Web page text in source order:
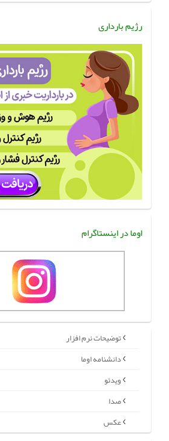
رژیم بارداری
اوما در اینستاگرام
توضیحات نرم افزار
دانشنامه اوما
ویدئو
صدا
عکس